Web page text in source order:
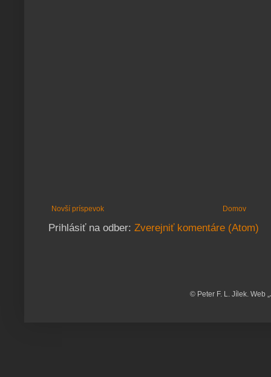
Novší príspevok Domov
Prihlásiť na odber: Zverejniť komentáre (Atom)
© Peter F. L. Jílek. Web